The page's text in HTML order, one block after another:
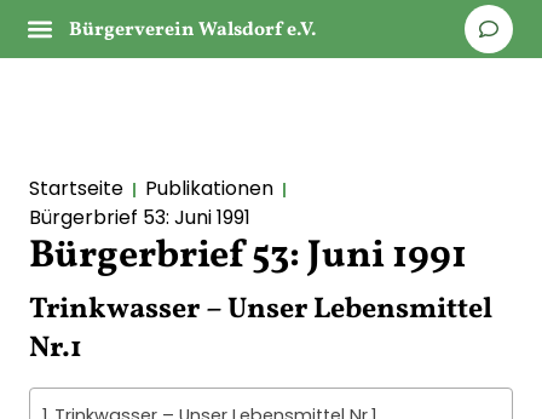
Bürgerverein Walsdorf e.V.
Startseite
Publikationen
Bürgerbrief 53: Juni 1991
Bürgerbrief 53: Juni 1991
Trinkwasser – Unser Lebensmittel
Nr.1